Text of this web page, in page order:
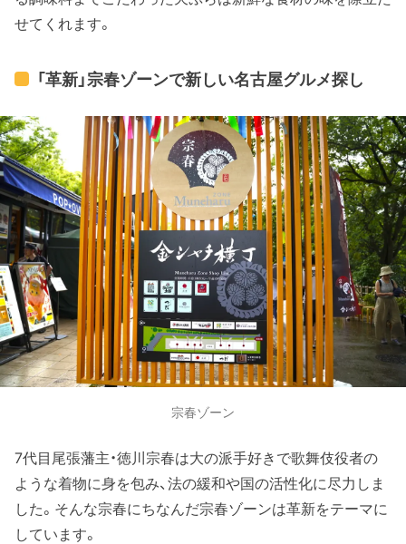
せてくれます。
「革新」宗春ゾーンで新しい名古屋グルメ探し
宗春ゾーン
7代目尾張藩主・徳川宗春は大の派手好きで歌舞伎役者の
ような着物に身を包み、法の緩和や国の活性化に尽力しま
した。そんな宗春にちなんだ宗春ゾーンは革新をテーマに
しています。